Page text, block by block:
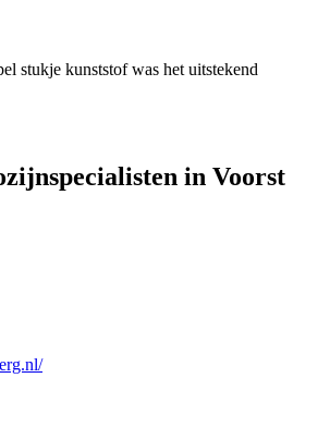
stukje kunststof was het uitstekend
in Voorst